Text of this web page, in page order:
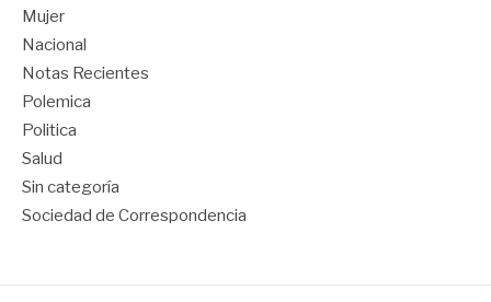
Mujer
Nacional
Notas Recientes
Polemica
Politica
Salud
Sin categoría
Sociedad de Correspondencia